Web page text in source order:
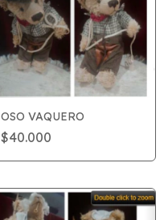
OSO VAQUERO
$40.000